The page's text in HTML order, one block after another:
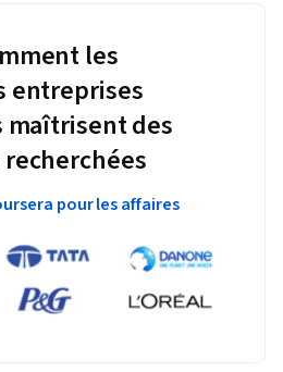
les
entreprises
maîtrisent des
pour les affaires